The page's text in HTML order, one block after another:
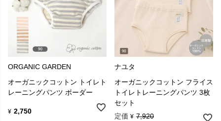
ORGANIC GARDEN
オーガニックコットン トイレト
レーニングパンツ ボーダー
¥ 2,750
ナユタ
オーガニックコットン フライス
トイレトレーニングパンツ 3枚
セット
定価 ¥ 7,920